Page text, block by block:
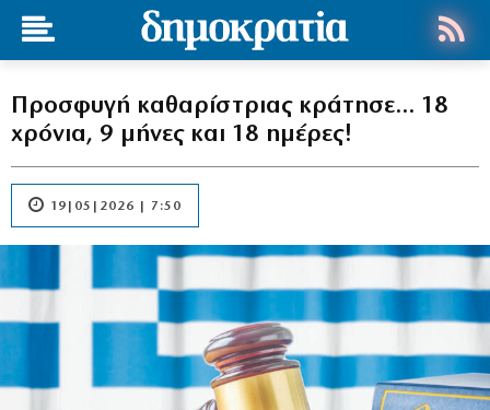
Προσφυγή καθαρίστριας κράτησε… 18
χρόνια, 9 μήνες και 18 ημέρες!
19|05|2026 | 7:50